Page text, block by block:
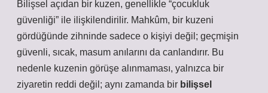
Bilişsel açıdan bir kuzen, genellikle “çocukluk
güvenliği” ile ilişkilendirilir. Mahkûm, bir kuzeni
gördüğünde zihninde sadece o kişiyi değil; geçmişin
güvenli, sıcak, masum anılarını da canlandırır. Bu
nedenle kuzenin görüşe alınmaması, yalnızca bir
ziyaretin reddi değil; aynı zamanda bir bilişsel